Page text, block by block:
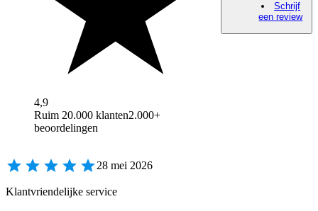
4,9
Ruim 20.000 klanten2.000+
beoordelingen
Schrijf
een review
28 mei 2026
Klantvriendelijke service